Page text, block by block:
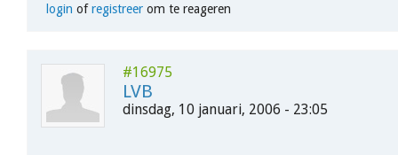
login ofregistreerom te reageren
#16975
LVB
dinsdag, 10 januari, 2006 - 23:05